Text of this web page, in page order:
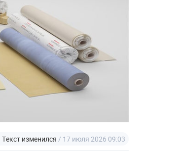
Текст изменился / 17 июля 2026 09:03